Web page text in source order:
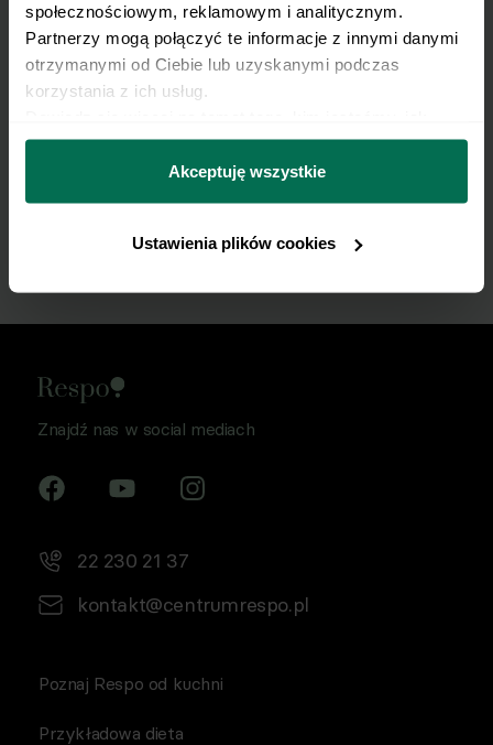
społecznościowym, reklamowym i analitycznym.
Partnerzy mogą połączyć te informacje z innymi danymi
otrzymanymi od Ciebie lub uzyskanymi podczas
korzystania z ich usług.
można się z nami skontaktować i w jaki sposób
przetwarzamy dane osobowe w ramach
prywatności.
Akceptuję wszystkie
Ustawienia plików cookies
Chcę otrzymywać informacje handlowo-marketingowe
w rozumieniu przepisów ustawy z dnia 18 lipca 2002 r.
promocyjnych dotyczących oferty Respo Wrzosek
Witkowski SK, Respo Wydawnictwo S.C. oraz RespoMed
sp.z o.o., TEKA TRADE sp. z o.o. W związku z tym
wyrażam zgodę na przetwarzanie moich danych
ustawy Prawo komunikacji elektronicznej z dnia 12 lipca
Współadministratorów (Respo Wrzosek Witkowski SK,
Przyjmuję do wiadomości, że przysługuje mi prawo do
Zobacz, jak przetwarzamy Twoje dane osobowe. Zapoznaj
Polityką prywatności
Znajdź nas w social mediach
22 230 21 37
kontakt@centrumrespo.pl
Poznaj Respo od kuchni
Przykładowa dieta